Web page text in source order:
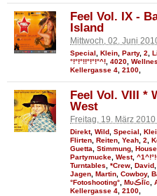
Feel Vol. IX -
Island
Mittwoch, 02. Juni
Special Klein Party, 2
°!°!°!!°!°!°^! 4020
Kellergasse 4 2100
Feel Vol. VIII *
West
Freitag, 19. März
Direkt, Wild, Special,
Flirten, Reiten, Yeah, 2,
Guetta, Stimmung,
Partymucke, West,
Turntables, *Crew, David,
Jagen, Martin, Cowboy,
°Fotoshooting°, MυڪĪīc,
Kellergasse 4, 2100,